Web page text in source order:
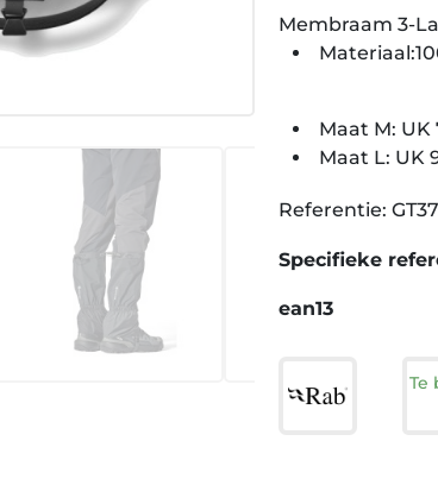
Membraam 3-
Maat M: UK
Maat L: UK
Referentie:
Specifieke
ean13
Te